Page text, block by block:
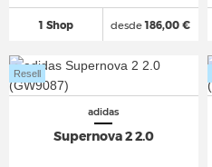
1 Shop desde186,00 €
adidas
Supernova 2 2.0
Resell